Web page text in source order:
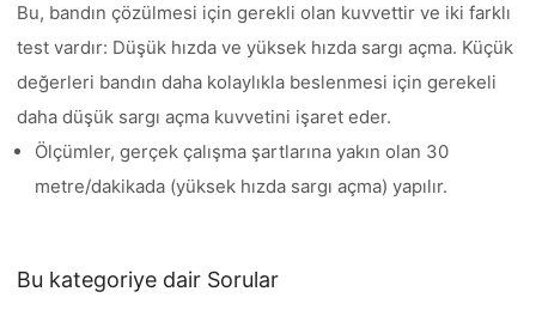
Bu, bandın çözülmesi için gerekli olan kuvvettir ve iki farklı
test vardır: Düşük hızda ve yüksek hızda sargı açma. Küçük
değerleri bandın daha kolaylıkla beslenmesi için gerekeli
daha düşük sargı açma kuvvetini işaret eder.
Ölçümler, gerçek çalışma şartlarına yakın olan 30
metre/dakikada (yüksek hızda sargı açma) yapılır.
Bu kategoriye dair Sorular